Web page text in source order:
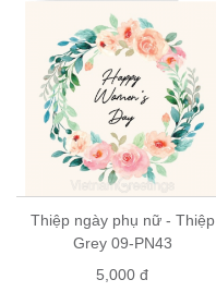
Thiệp ngày phụ nữ - Thiệp
Grey 09-PN43
5,000 đ